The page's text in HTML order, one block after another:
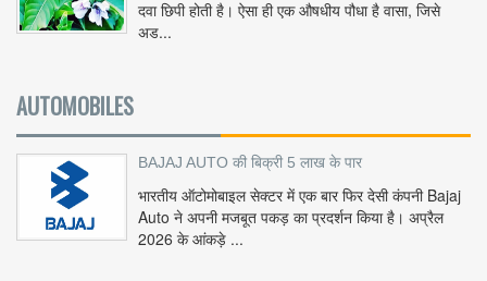
दवा छिपी होती है। ऐसा ही एक औषधीय पौधा है वासा, जिसे
अड...
AUTOMOBILES
BAJAJ AUTO की बिक्री 5 लाख के पार
भारतीय ऑटोमोबाइल सेक्टर में एक बार फिर देसी कंपनी Bajaj
Auto ने अपनी मजबूत पकड़ का प्रदर्शन किया है। अप्रैल
2026 के आंकड़े ...